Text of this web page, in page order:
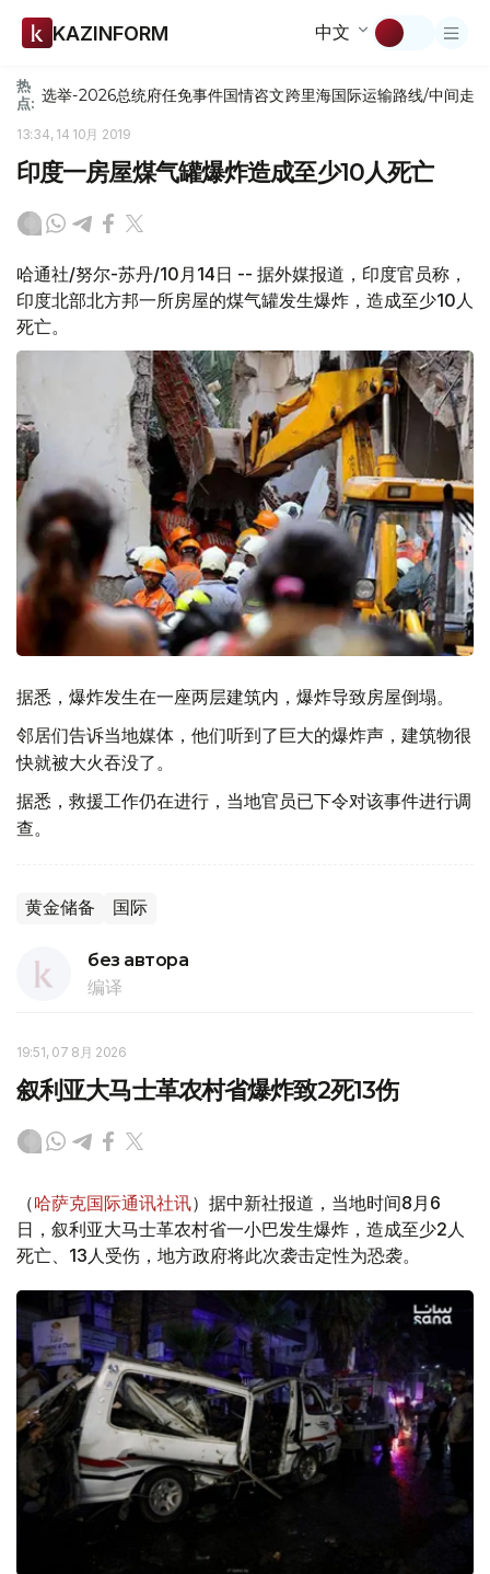
KAZINFORM 中文
热
点: 选举-2026总统府任免事件国情咨文跨里海国际运输路线/中间走廊
13:34, 14 10月 2019
印度一房屋煤气罐爆炸造成至少10人死亡
哈通社/努尔-苏丹/10月14日 -- 据外媒报道，印度官员称，
印度北部北方邦一所房屋的煤气罐发生爆炸，造成至少10人
死亡。
据悉，爆炸发生在一座两层建筑内，爆炸导致房屋倒塌。
邻居们告诉当地媒体，他们听到了巨大的爆炸声，建筑物很
快就被大火吞没了。
据悉，救援工作仍在进行，当地官员已下令对该事件进行调
查。
黄金储备 国际
без автора
编译
19:51, 07 8月 2026
叙利亚大马士革农村省爆炸致2死13伤
（哈萨克国际通讯社讯）据中新社报道，当地时间8月6
日，叙利亚大马士革农村省一小巴发生爆炸，造成至少2人
死亡、13人受伤，地方政府将此次袭击定性为恐袭。